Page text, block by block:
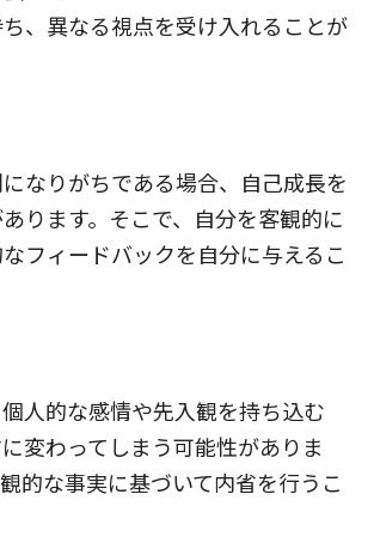
、異なる視点を受け入れることが
なりがちである場合、自己成長を
ります。そこで、自分を客観的に
フィードバックを自分に与えるこ
人的な感情や先入観を持ち込む
変わってしまう可能性がありま
的な事実に基づいて内省を行うこ